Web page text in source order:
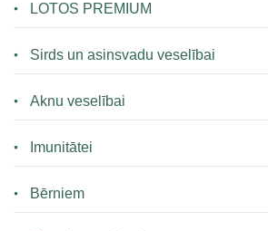
LOTOS PREMIUM
Sirds un asinsvadu veselībai
Aknu veselībai
Imunitātei
Bērniem